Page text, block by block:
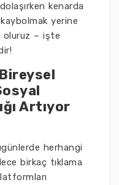
kenarda
kaybolmak yerine
oluruz – işte
Artıyor
herhangi
birkaç tıklama